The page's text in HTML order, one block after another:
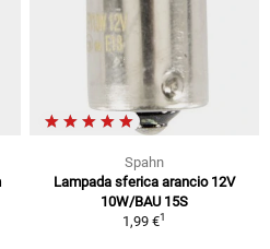
Spahn
Lampada sferica arancio 12V
10W/BAU 15S
1,99 €1